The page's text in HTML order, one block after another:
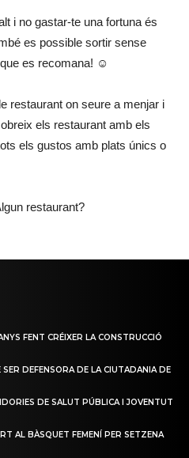
i no gastar-te una fortuna és
es possible sortir sense
es recomana! ☺
restaurant on seure a menjar i
els restaurant amb els
els gustos amb plats únics o
restaurant?
FENT CRÉIXER LA CONSTRUCCIÓ
DEFENSORA DE LA CIUTADANIA DE
DE SALUT PÚBLICA I JOVENTUT
AL BÀSQUET FEMENÍ PER SETZENA